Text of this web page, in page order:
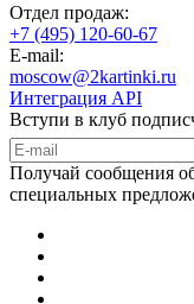
Отдел продаж:
+7 (495) 120-60-67
E-mail:
moscow@2kartinki.ru
Интеграция API
Вступи в клуб
Получай сообщения
специальных